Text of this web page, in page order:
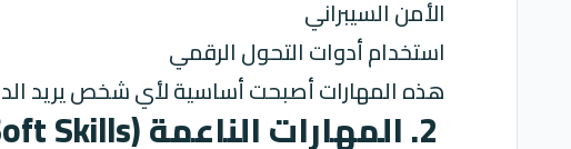
الأمن السيبراني
استخدام أدوات التحول الرقمي
هذه المهارات أصبحت أساسية لأي شخص يريد